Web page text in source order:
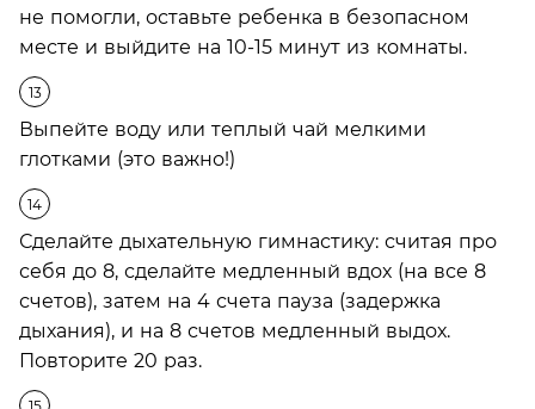
не помогли, оставьте ребенка в безопасном
месте и выйдите на 10-15 минут из комнаты.
Выпейте воду или теплый чай мелкими
глотками (это важно!)
Сделайте дыхательную гимнастику: считая про
себя до 8, сделайте медленный вдох (на все 8
счетов), затем на 4 счета пауза (задержка
дыхания), и на 8 счетов медленный выдох.
Повторите 20 раз.